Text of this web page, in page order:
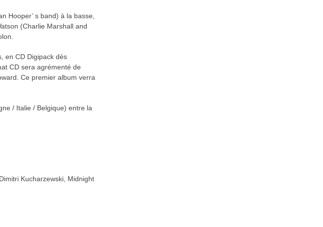
Hooper’ s band) à la basse,
(Charlie Marshall and
en CD Digipack dès
CD sera agrémenté de
Ce premier album verra
/ Italie / Belgique) entre la
Kucharzewski, Midnight